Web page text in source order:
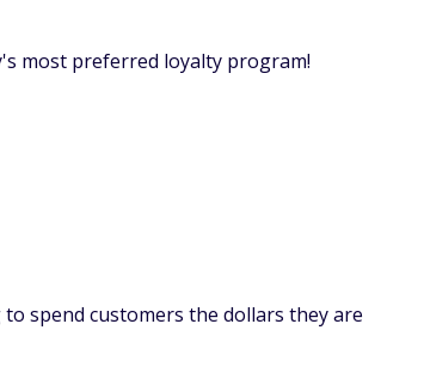
most preferred loyalty program!
spend customers the dollars they are